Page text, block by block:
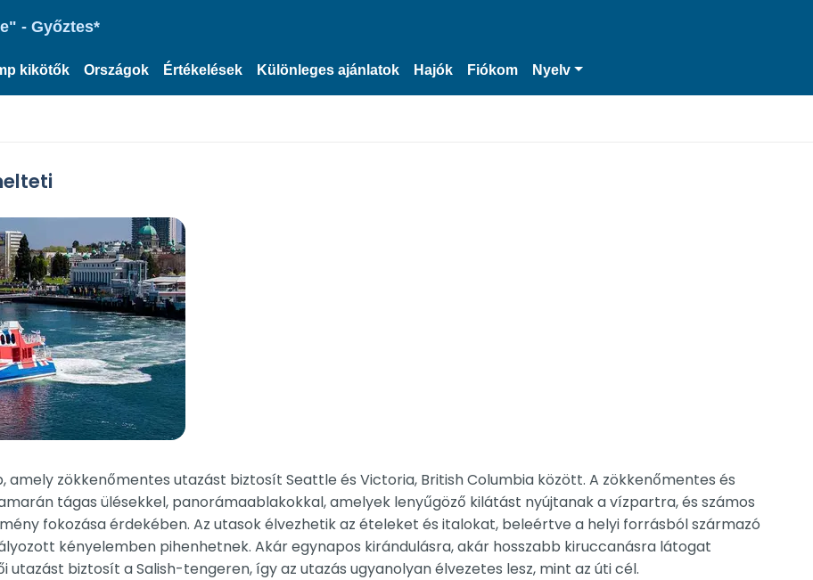
- Győztes*
kikötők Országok Értékelések Különleges ajánlatok Hajók Fiókom Nyelv
amely zökkenőmentes utazást biztosít Seattle és Victoria, British Columbia között. A zökkenőmentes és
tágas ülésekkel, panorámaablakokkal, amelyek lenyűgöző kilátást nyújtanak a vízpartra, és számos
fokozása érdekében. Az utasok élvezhetik az ételeket és italokat, beleértve a helyi forrásból származó
kényelemben pihenhetnek. Akár egynapos kirándulásra, akár hosszabb kiruccanásra látogat
biztosít a Salish-tengeren, így az utazás ugyanolyan élvezetes lesz, mint az úti cél.